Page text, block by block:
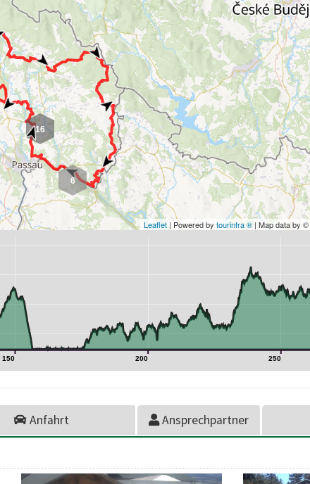
6
16
Leaflet | Powered by tourinfra ® | Map data by ©
150 200 250
Anfahrt Ansprechpartner